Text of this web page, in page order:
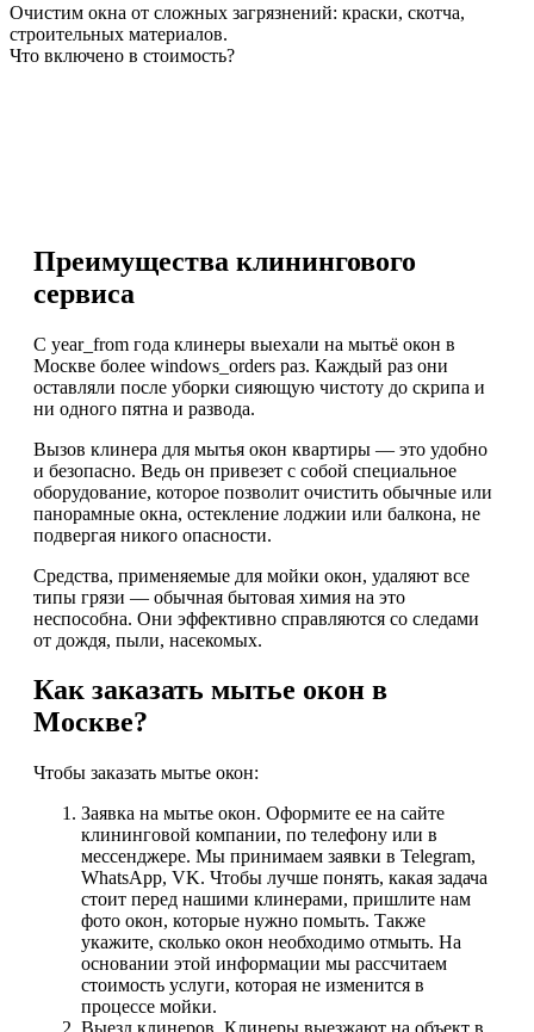
Очистим окна от сложных загрязнений: краски, скотча,
строительных материалов.
Что включено в стоимость?
Преимущества клинингового
сервиса
С year_from года клинеры выехали на мытьё окон в
Москве более windows_orders раз. Каждый раз они
оставляли после уборки сияющую чистоту до скрипа и
ни одного пятна и развода.
Вызов клинера для мытья окон квартиры — это удобно
и безопасно. Ведь он привезет с собой специальное
оборудование, которое позволит очистить обычные или
панорамные окна, остекление лоджии или балкона, не
подвергая никого опасности.
Средства, применяемые для мойки окон, удаляют все
типы грязи — обычная бытовая химия на это
неспособна. Они эффективно справляются со следами
от дождя, пыли, насекомых.
Как заказать мытье окон в
Москве?
Чтобы заказать мытье окон:
Заявка на мытье окон. Оформите ее на сайте
клининговой компании, по телефону или в
мессенджере. Мы принимаем заявки в Telegram,
WhatsApp, VK. Чтобы лучше понять, какая задача
стоит перед нашими клинерами, пришлите нам
фото окон, которые нужно помыть. Также
укажите, сколько окон необходимо отмыть. На
основании этой информации мы рассчитаем
стоимость услуги, которая не изменится в
процессе мойки.